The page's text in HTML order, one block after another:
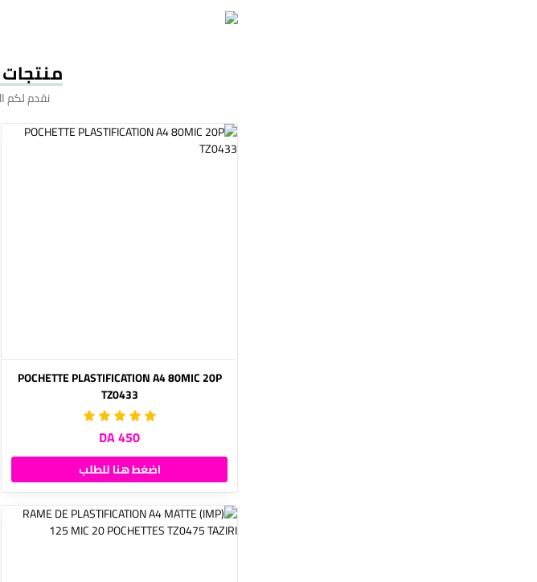
نقدم لكم
POCHETTE PLASTIFICATION A4 80MIC 20P
TZ0433
450 DA
اضغط هنا للطلب